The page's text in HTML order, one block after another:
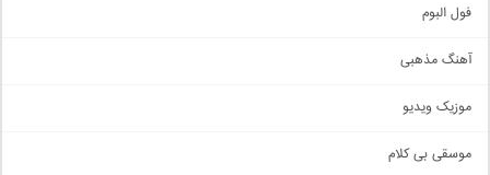
اجتماعی
حماسی
سنتی
اهنگ بندرعباسی
فول البوم
آهنگ مذهبی
موزیک ویدیو
موسقی بی کلام